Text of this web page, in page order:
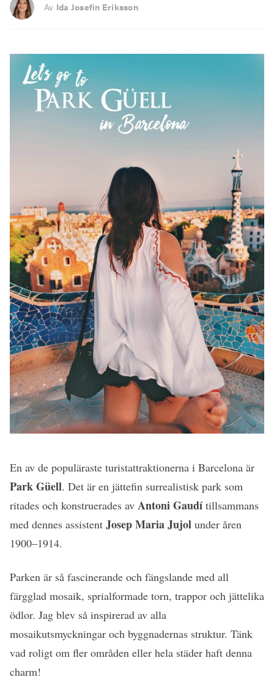
Av Ida Josefin Eriksson
En av de populäraste turistattraktionerna i Barcelona är
Park Güell. Det är en jättefin surrealistisk park som
ritades och konstruerades av Antoni Gaudítillsammans
med dennes assistent Josep Maria Jujol under åren
1900–1914.
Parken är så fascinerande och fängslande med all
färgglad mosaik, sprialformade torn, trappor och jättelika
ödlor. Jag blev så inspirerad av alla
mosaikutsmyckningar och byggnadernas struktur. Tänk
vad roligt om fler områden eller hela städer haft denna
charm!